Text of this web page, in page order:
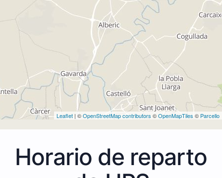
Leaflet | ©OpenStreetMap contributors ©OpenMapTiles © Parcello
Horario de reparto